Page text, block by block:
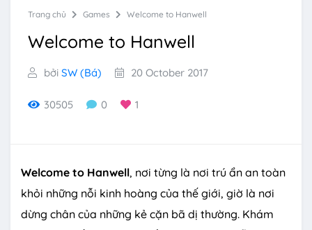
Trang chủ Games Welcome to Hanwell
Welcome to Hanwell
bởi SW (Bá) 20 October 2017
30505 0 1
Welcome to Hanwell, nơi từng là nơi trú ẩn an toàn
khỏi những nỗi kinh hoàng của thế giới, giờ là nơi
dừng chân của những kẻ cặn bã dị thường. Khám